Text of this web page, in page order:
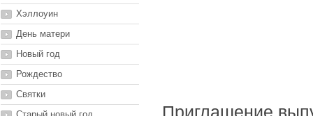
Хэллоуин
День матери
Новый год
Рождество
Святки
Приглашение